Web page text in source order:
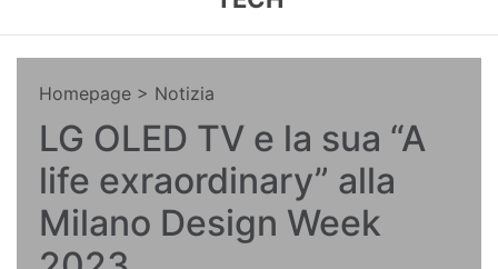
Homepage > Notizia
LG OLED TV e la sua “A
life exraordinary” alla
Milano Design Week